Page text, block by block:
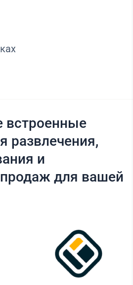
встроенные
развлечения,
и
для вашей